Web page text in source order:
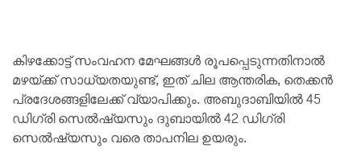
കിഴക്കോട്ട് സംവഹന മേഘങ്ങൾ രൂപപ്പെടുന്നതിനാൽ
മഴയ്ക്ക് സാധ്യതയുണ്ട്, ഇത് ചില ആന്തരിക, തെക്കൻ
പ്രദേശങ്ങളിലേക്ക് വ്യാപിക്കും. അബുദാബിയിൽ 45
ഡിഗ്രി സെൽഷ്യസും ദുബായിൽ 42 ഡിഗ്രി
സെൽഷ്യസും വരെ താപനില ഉയരും.